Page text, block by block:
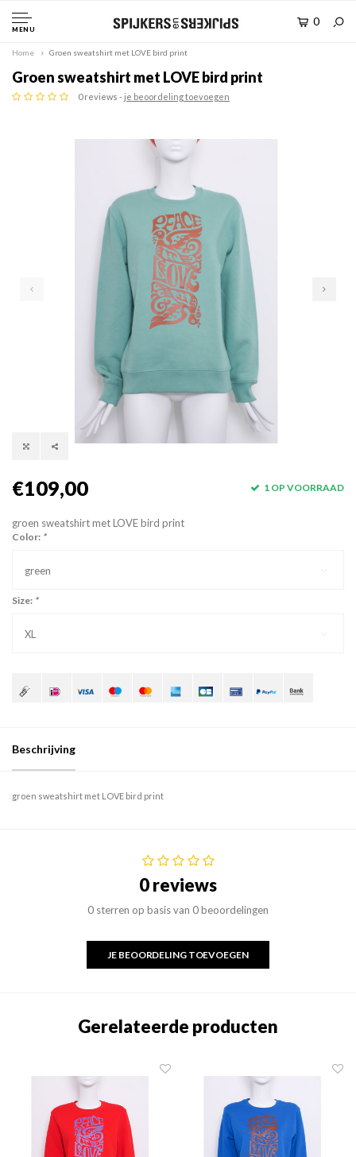
MENU
0
Home Groen sweatshirt met LOVE bird print
Groen sweatshirt met LOVE bird print
0 reviews -je beoordeling toevoegen
€109,00 1 OP VOORRAAD
groen sweatshirt met LOVE bird print
Color: *
green
Size: *
XL
Beschrijving
groen sweatshirt met LOVE bird print
0 reviews
0 sterren op basis van 0 beoordelingen
JE BEOORDELING TOEVOEGEN
Gerelateerde producten